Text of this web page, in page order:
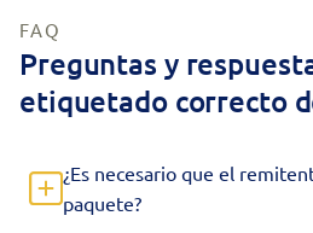
FAQ
Preguntas y
etiquetado correcto
¿Es necesario que el
paquete?